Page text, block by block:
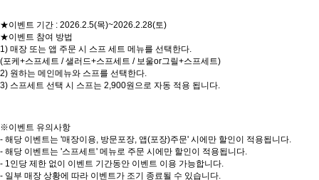
★이벤트 기간 : 2026.2.5(목)~2026.2.28(토)
★이벤트 참여 방법
1) 매장 또는 앱 주문 시 스프 세트 메뉴를 선택한다.
(포케+스프세트 / 샐러드+스프세트 / 보울or그릴+스프세트)
2) 원하는 메인메뉴와 스프를 선택한다.
3) 스프세트 선택 시 스프는 2,900원으로 자동 적용 됩니다.
※이벤트 유의사항
- 해당 이벤트는 '매장이용, 방문포장, 앱(포장)주문' 시에만 할인이 적용됩니다.
- 해당 이벤트는 '스프세트' 메뉴로 주문 시에만 할인이 적용됩니다.
- 1인당 제한 없이 이벤트 기간동안 이벤트 이용 가능합니다.
- 일부 매장 상황에 따라 이벤트가 조기 종료될 수 있습니다.